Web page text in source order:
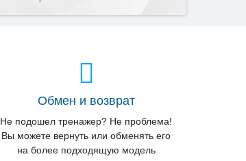
Обмен и возврат
Не подошел тренажер? Не проблема!
Вы можете вернуть или обменять его
на более подходящую модель